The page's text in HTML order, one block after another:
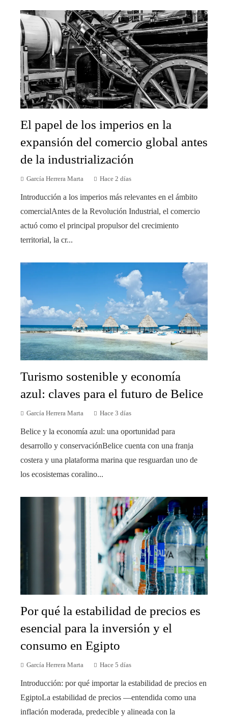
El papel de los imperios en la
expansión del comercio global antes
de la industrialización
García Herrera Marta Hace 2 días
Introducción a los imperios más relevantes en el ámbito
comercialAntes de la Revolución Industrial, el comercio
actuó como el principal propulsor del crecimiento
territorial, la cr...
Turismo sostenible y economía
azul: claves para el futuro de Belice
García Herrera Marta Hace 3 días
Belice y la economía azul: una oportunidad para
desarrollo y conservaciónBelice cuenta con una franja
costera y una plataforma marina que resguardan uno de
los ecosistemas coralino...
Por qué la estabilidad de precios es
esencial para la inversión y el
consumo en Egipto
García Herrera Marta Hace 5 días
Introducción: por qué importar la estabilidad de precios en
EgiptoLa estabilidad de precios —entendida como una
inflación moderada, predecible y alineada con la